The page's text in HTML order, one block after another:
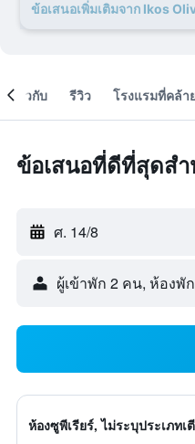
ข้อเสนอเพิ่มเติมจาก Ikos
เกี่ยวกับ รีวิว โรงแรมที่คล้า
ข้อเสนอที่ดีที่สุดส
ศ. 14/8
ผู้เข้าพัก 2 คน, ห้องพัก
ห้องซูพีเรียร์, ไม่ระบุประเภทเ